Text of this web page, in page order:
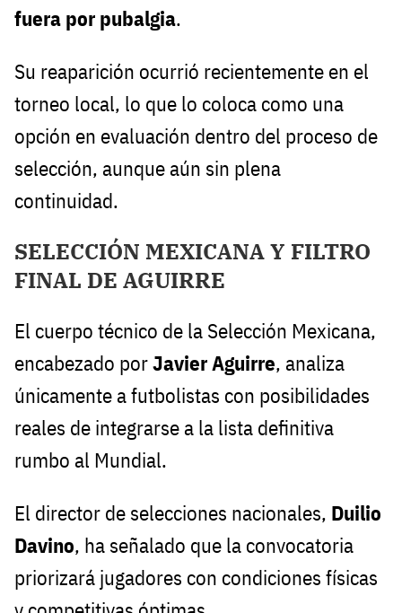
fuera por pubalgia.
Su reaparición ocurrió recientemente en el
torneo local, lo que lo coloca como una
opción en evaluación dentro del proceso de
selección, aunque aún sin plena
continuidad.
SELECCIÓN MEXICANA Y FILTRO
FINAL DE AGUIRRE
El cuerpo técnico de la Selección Mexicana,
encabezado porJavier Aguirre, analiza
únicamente a futbolistas con posibilidades
reales de integrarse a la lista definitiva
rumbo al Mundial.
El director de selecciones nacionales, Duilio
Davino, ha señalado que la convocatoria
priorizará jugadores con condiciones físicas